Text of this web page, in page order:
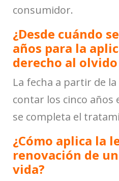
consumidor.
¿Desde cuándo
años para la
derecho al
La fecha a partir de
contar los cinco años
se completa el
¿Cómo aplica la
renovación de
vida?